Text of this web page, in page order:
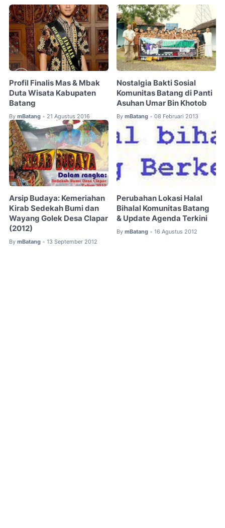
Profil Finalis Mas & Mbak
Duta Wisata Kabupaten
Batang
By mBatang • 21 Agustus 2016
Nostalgia Bakti Sosial
Komunitas Batang di Panti
Asuhan Umar Bin Khotob
By mBatang • 08 Februari 2013
Arsip Budaya: Kemeriahan
Kirab Sedekah Bumi dan
Wayang Golek Desa Clapar
(2012)
By mBatang • 13 September 2012
Perubahan Lokasi Halal
Bihalal Komunitas Batang
& Update Agenda Terkini
By mBatang • 16 Agustus 2012